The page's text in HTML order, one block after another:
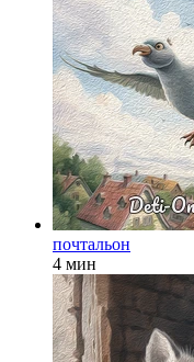
почтальон
4 мин